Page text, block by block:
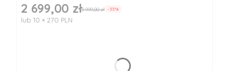
Cena promocyjna
2 699,00 zł3 999,00 zł -33%
lub 10 × 270 PLN